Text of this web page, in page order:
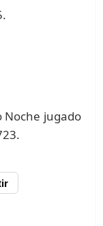
Noche jugado